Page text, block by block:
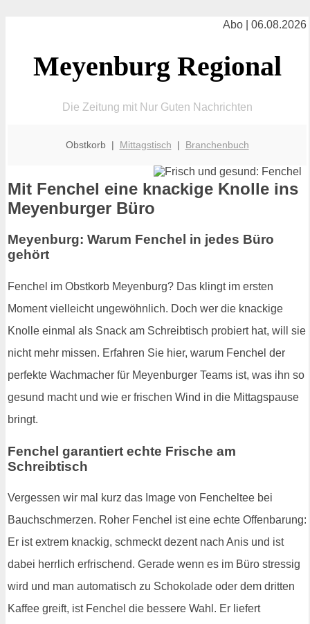
Abo | 06.08.2026
Meyenburg Regional
Die Zeitung mit Nur Guten Nachrichten
Obstkorb | Mittagstisch | Branchenbuch
Mit Fenchel eine knackige Knolle ins
Meyenburger Büro
Meyenburg: Warum Fenchel in jedes Büro
gehört
Fenchel im Obstkorb Meyenburg? Das klingt im ersten
Moment vielleicht ungewöhnlich. Doch wer die knackige
Knolle einmal als Snack am Schreibtisch probiert hat, will sie
nicht mehr missen. Erfahren Sie hier, warum Fenchel der
perfekte Wachmacher für Meyenburger Teams ist, was ihn so
gesund macht und wie er frischen Wind in die Mittagspause
bringt.
Fenchel garantiert echte Frische am
Schreibtisch
Vergessen wir mal kurz das Image von Fencheltee bei
Bauchschmerzen. Roher Fenchel ist eine echte Offenbarung:
Er ist extrem knackig, schmeckt dezent nach Anis und ist
dabei herrlich erfrischend. Gerade wenn es im Büro stressig
wird und man automatisch zu Schokolade oder dem dritten
Kaffee greift, ist Fenchel die bessere Wahl. Er liefert